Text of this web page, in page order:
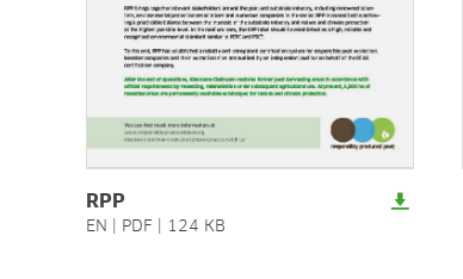
RPP
EN PDF 124 KB